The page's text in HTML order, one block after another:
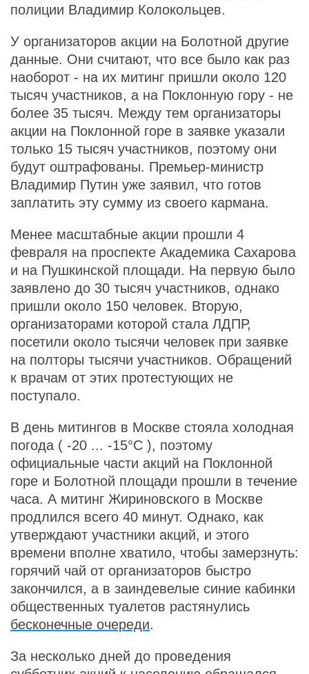
полиции Владимир Колокольцев.
У организаторов акции на Болотной другие
данные. Они считают, что все было как раз
наоборот - на их митинг пришли около 120
тысяч участников, а на Поклонную гору - не
более 35 тысяч. Между тем организаторы
акции на Поклонной горе в заявке указали
только 15 тысяч участников, поэтому они
будут оштрафованы. Премьер-министр
Владимир Путин уже заявил, что готов
заплатить эту сумму из своего кармана.
Менее масштабные акции прошли 4
февраля на проспекте Академика Сахарова
и на Пушкинской площади. На первую было
заявлено до 30 тысяч участников, однако
пришли около 150 человек. Вторую,
организаторами которой стала ЛДПР,
посетили около тысячи человек при заявке
на полторы тысячи участников. Обращений
к врачам от этих протестующих не
поступало.
В день митингов в Москве стояла холодная
погода ( -20 ... -15°С ), поэтому
официальные части акций на Поклонной
горе и Болотной площади прошли в течение
часа. А митинг Жириновского в Москве
продлился всего 40 минут. Однако, как
утверждают участники акций, и этого
времени вполне хватило, чтобы замерзнуть:
горячий чай от организаторов быстро
закончился, а в заиндевелые синие кабинки
общественных туалетов растянулись
бесконечные очереди.
За несколько дней до проведения